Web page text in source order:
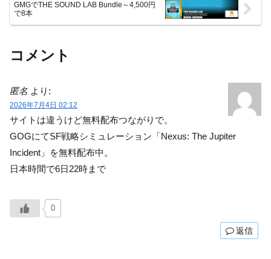
GMGでTHE SOUND LAB Bundle～4,500円
で8本
コメント
匿名 より:
2026年7月4日 02:12
サイトは違うけど無料配布つながりで。
GOGにてSF戦略シミュレーション「Nexus: The Jupiter
Incident」を無料配布中。
日本時間で6日22時まで
0
返信